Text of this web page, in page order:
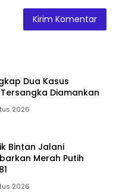
Dua Kasus
Diamankan
2026
Bintan Jalani
Merah Putih
2026